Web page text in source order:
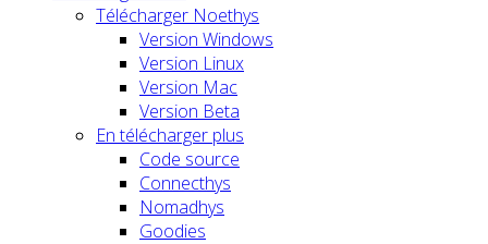
Télécharger Noethys
Version Windows
Version Linux
Version Mac
Version Beta
En télécharger plus
Code source
Connecthys
Nomadhys
Goodies